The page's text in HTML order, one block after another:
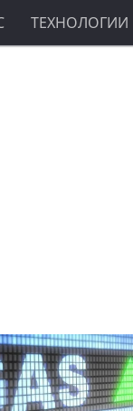
ТЕХНОЛОГИИ